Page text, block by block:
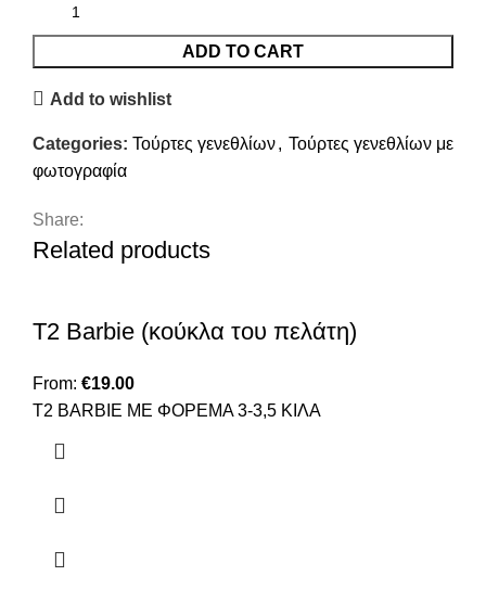
ADD TO CART
Add to wishlist
Categories: Τούρτες γενεθλίων, Τούρτες γενεθλίων με
φωτογραφία
Share:
Related products
T2 Barbie (κούκλα του πελάτη)
From: €19.00
Τ2 ΒΑRBIE ΜΕ ΦΟΡΕΜΑ 3-3,5 ΚΙΛΑ